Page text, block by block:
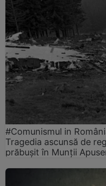
#Comunismul in
Tragedia ascunsă de
prăbușit în Munții